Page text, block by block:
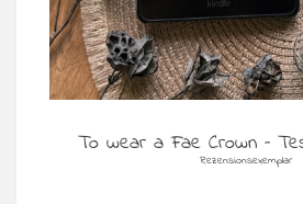
To wear a Fae Crown –
Rezensionsexemplar